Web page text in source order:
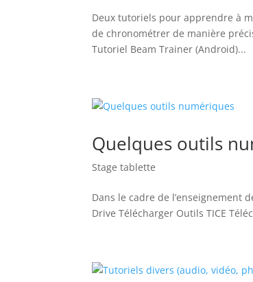
Deux tutoriels pour apprendre à
de chronométrer de manière
Tutoriel Beam Trainer (Android)...
Quelques outils
Stage tablette
Dans le cadre de l’enseignement
Drive Télécharger Outils TICE